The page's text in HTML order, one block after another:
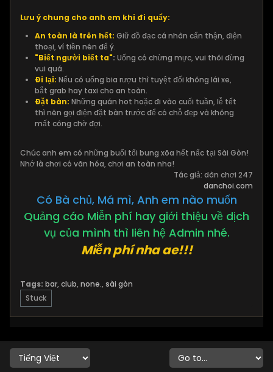
Lưu ý chung cho anh em khi đi quẩy:
An toàn là trên hết: Giữ đồ đạc cá nhân cẩn thận, điện
thoại, ví tiền nên để ý.
"Biết người biết ta": Uống có chừng mực, vui thôi đừng
vui quá.
Đi lại: Nếu có uống bia rượu thì tuyệt đối không lái xe,
bắt grab hay taxi cho an toàn.
Đặt bàn: Những quán hot hoặc đi vào cuối tuần, lễ tết
thì nên gọi điện đặt bàn trước để có chỗ đẹp và không
mất công chờ đợi.
Chúc anh em có những buổi tối bung xõa hết nấc tại Sài Gòn!
Nhớ là chơi có văn hóa, chơi an toàn nha!
​Tác giả: dân chơi 247
danchoi.com​
Có Bà chủ, Má mì, Anh em nào muốn
Quảng cáo Miễn phí hay giới thiệu về dịch
vụ của mình thì liên hệ Admin nhé.
Miễn phí nha ae!!!​
Tags: bar, club, none., sài gòn
Stuck